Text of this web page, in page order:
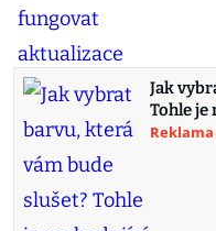
Jak
Tohle
Reklama